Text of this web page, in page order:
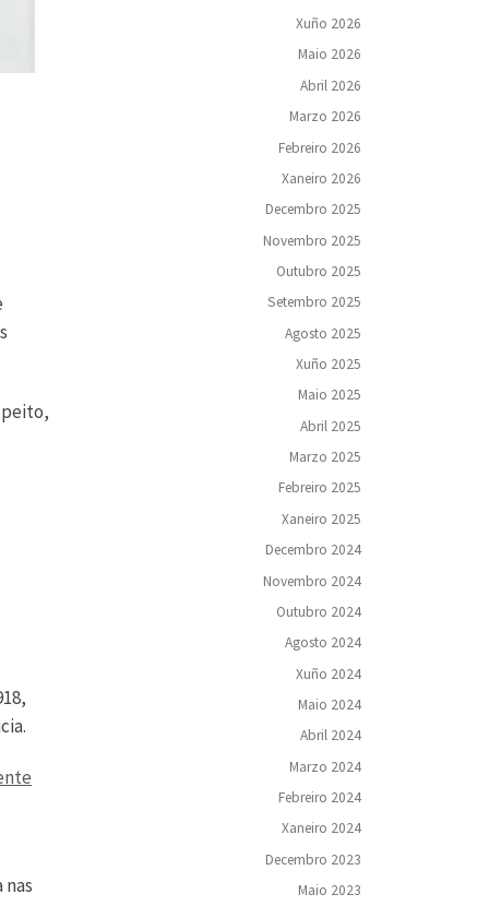
Xuño 2026
Maio 2026
Abril 2026
Marzo 2026
Febreiro 2026
Xaneiro 2026
Decembro 2025
Novembro 2025
Outubro 2025
Setembro 2025
Agosto 2025
Xuño 2025
Maio 2025
Abril 2025
Marzo 2025
Febreiro 2025
Xaneiro 2025
Decembro 2024
Novembro 2024
Outubro 2024
Agosto 2024
Xuño 2024
Maio 2024
Abril 2024
Marzo 2024
Febreiro 2024
Xaneiro 2024
Decembro 2023
Maio 2023